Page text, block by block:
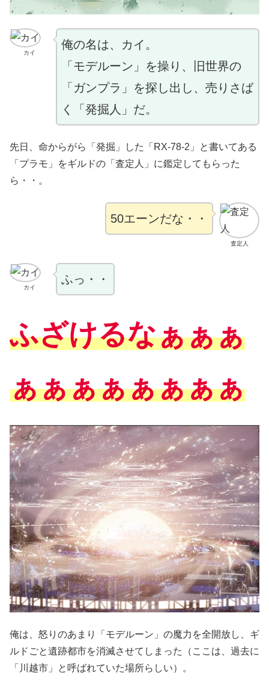
カイ
俺の名は、カイ。
「モデルーン」を操り、旧世界の
「ガンプラ」を探し出し、売りさば
く「発掘人」だ。
先日、命からがら「発掘」した「RX-78-2」と書いてある
「プラモ」をギルドの「査定人」に鑑定してもらった
ら・・。
査定人
50エーンだな・・
カイ
ふっ・・
ふざけるなぁぁぁ
ぁぁぁぁぁぁぁぁ
俺は、怒りのあまり「モデルーン」の魔力を全開放し、ギ
ルドごと遺跡都市を消滅させてしまった（ここは、過去に
「川越市」と呼ばれていた場所らしい）。